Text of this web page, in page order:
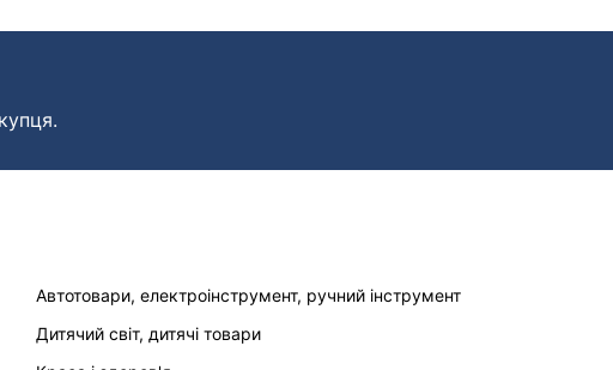
Автотовари, електроінструмент, ручний інструмент
Дитячий світ, дитячі товари